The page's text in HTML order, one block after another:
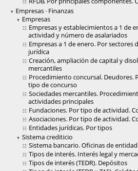
Empresas · Finanzas
Empresas
Empresas y establecimientos a 1 de
actividad y número de asalariados
Empresas a 1 de enero. Por sectores
jurídica
Creación, ampliación de capital y
mercantiles
Procedimiento concursal. Deudores.
tipo de concurso
Sociedades mercantiles.
actividades principales
Fundaciones. Por tipo de actividad.
Asociaciones. Por tipo de actividad.
Entidades jurídicas. Por tipos
Sistema crediticio
Sistema bancario. Oficinas de
Tipos de interés. Interés legal y
Tipos de interés (TEDR). Depósitos